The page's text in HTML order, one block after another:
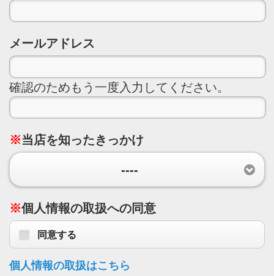
メールアドレス
確認のためもう一度入力してください。
※当店を知ったきっかけ
----
※個人情報の取扱への同意
同意する
個人情報の取扱はこちら